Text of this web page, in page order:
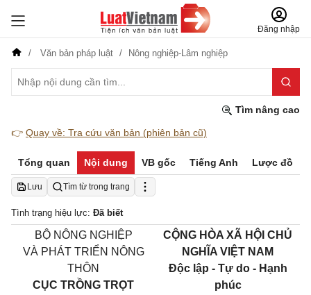
Đăng nhập
Văn bản pháp luật Nông nghiệp-Lâm nghiệp
Tìm nâng cao
👉 Quay về: Tra cứu văn bản (phiên bản cũ)
Tổng quan Nội dung VB gốc Tiếng Anh Lược đồ
Lưu Tìm từ trong trang
Tình trạng hiệu lực: Đã biết
BỘ NÔNG NGHIỆP
VÀ PHÁT TRIỂN NÔNG
THÔN
CỤC TRỒNG TRỌT
CỘNG HÒA XÃ HỘI CHỦ
NGHĨA VIỆT NAM
Độc lập - Tự do - Hạnh
phúc